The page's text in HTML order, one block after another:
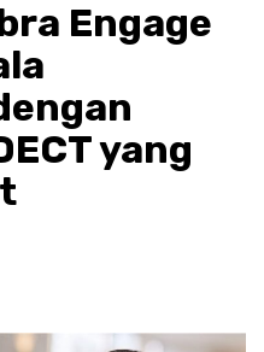
Engage
yang